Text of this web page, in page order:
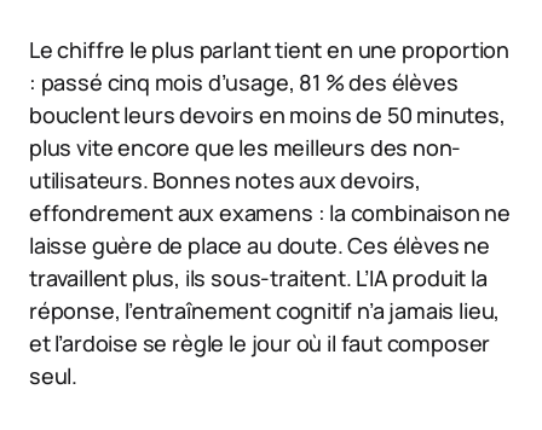
Le chiffre le plus parlant tient en une proportion
: passé cinq mois d’usage, 81 % des élèves
bouclent leurs devoirs en moins de 50 minutes,
plus vite encore que les meilleurs des non-
utilisateurs. Bonnes notes aux devoirs,
effondrement aux examens : la combinaison ne
laisse guère de place au doute. Ces élèves ne
travaillent plus, ils sous-traitent. L’IA produit la
réponse, l’entraînement cognitif n’a jamais lieu,
et l’ardoise se règle le jour où il faut composer
seul.